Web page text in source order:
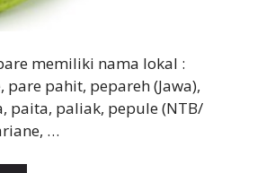
memiliki nama lokal :
pare pahit, pepareh (Jawa),
paita, paliak, pepule (NTB/
…